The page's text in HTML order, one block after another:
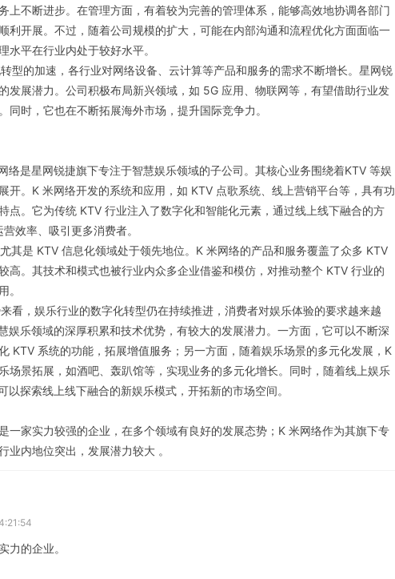
上不断进步。在管理方面，有着较为完善的管理体系，能够高效地协调各部门
利开展。不过，随着公司规模的扩大，可能在内部沟通和流程优化方面面临一
水平在行业内处于较好水平。
型的加速，各行业对网络设备、云计算等产品和服务的需求不断增长。星网锐
发展潜力。公司积极布局新兴领域，如 5G 应用、物联网等，有望借助行业发
同时，它也在不断拓展海外市场，提升国际竞争力。
络是星网锐捷旗下专注于智慧娱乐领域的子公司。其核心业务围绕着KTV 等娱
开。K 米网络开发的系统和应用，如 KTV 点歌系统、线上营销平台等，具有功
点。它为传统 KTV 行业注入了数字化和智能化元素，通过线上线下融合的方
效率、吸引更多消费者。
其是 KTV 信息化领域处于领先地位。K 米网络的产品和服务覆盖了众多 KTV
高。其技术和模式也被行业内众多企业借鉴和模仿，对推动整个 KTV 行业的
。
看，娱乐行业的数字化转型仍在持续推进，消费者对娱乐体验的要求越来越
娱乐领域的深厚积累和技术优势，有较大的发展潜力。一方面，它可以不断深
KTV 系统的功能，拓展增值服务；另一方面，随着娱乐场景的多元化发展，K
场景拓展，如酒吧、轰趴馆等，实现业务的多元化增长。同时，随着线上娱乐
以探索线上线下融合的新娱乐模式，开拓新的市场空间。
一家实力较强的企业，在多个领域有良好的发展态势；K 米网络作为其旗下专
业内地位突出，发展潜力较大 。
力的企业。